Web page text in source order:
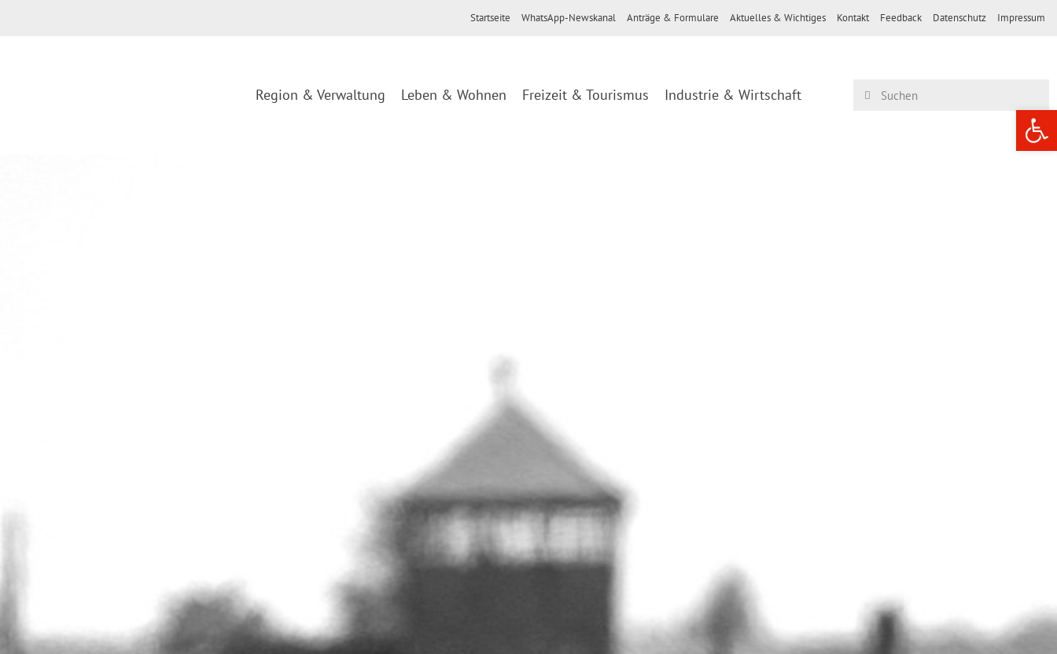
Startseite WhatsApp-Newskanal Anträge & Formulare Aktuelles & Wichtiges Kontakt Feedback Datenschutz Impressum
Region & Verwaltung Leben & Wohnen Freizeit & Tourismus Industrie & Wirtschaft